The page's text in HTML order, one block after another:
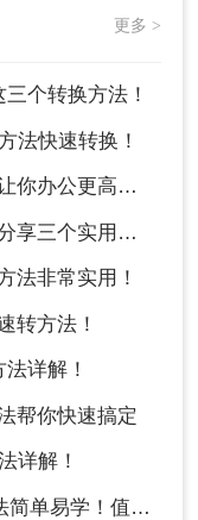
更多 >
个转换方法！
法快速转换！
办公更高效！
学的转换方法！
法非常实用！
转方法！
详解！
帮你快速搞定
详解！
学！值得收藏！